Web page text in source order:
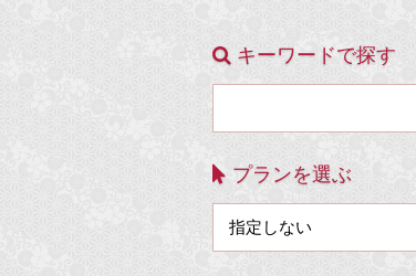
キーワードで探す
プランを選ぶ